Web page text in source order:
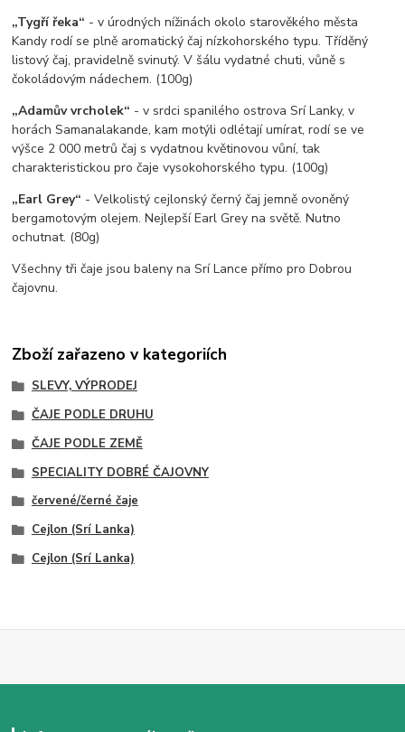
„Tygří řeka“ - v úrodných nížinách okolo starověkého města
Kandy rodí se plně aromatický čaj nízkohorského typu. Tříděný
listový čaj, pravidelně svinutý. V šálu vydatné chuti, vůně s
čokoládovým nádechem. (100g)
„Adamův vrcholek“ - v srdci spanilého ostrova Srí Lanky, v
horách Samanalakande, kam motýli odlétají umírat, rodí se ve
výšce 2 000 metrů čaj s vydatnou květinovou vůní, tak
charakteristickou pro čaje vysokohorského typu. (100g)
„Earl Grey“ - Velkolistý cejlonský černý čaj jemně ovoněný
bergamotovým olejem. Nejlepší Earl Grey na světě. Nutno
ochutnat. (80g)
Všechny tři čaje jsou baleny na Srí Lance přímo pro Dobrou
čajovnu.
Zboží zařazeno v kategoriích
SLEVY, VÝPRODEJ
ČAJE PODLE DRUHU
ČAJE PODLE ZEMĚ
SPECIALITY DOBRÉ ČAJOVNY
červené/černé čaje
Cejlon (Srí Lanka)
Cejlon (Srí Lanka)